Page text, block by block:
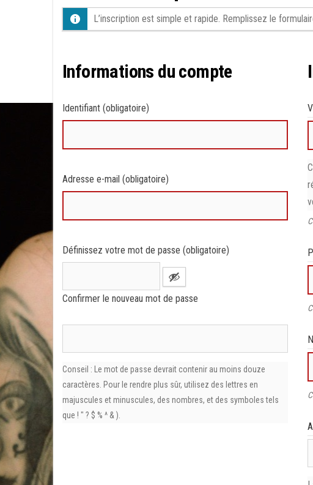
L’inscription est simple et rapide. Remplissez le
Informations du compte
Identifiant (obligatoire)
Adresse e-mail (obligatoire)
Définissez votre mot de passe (obligatoire)
Confirmer le nouveau mot de passe
Conseil : Le mot de passe devrait contenir au moins douze
caractères. Pour le rendre plus sûr, utilisez des lettres en
majuscules et minuscules, des nombres, et des symboles tels
que ! " ? $ % ^ & ).